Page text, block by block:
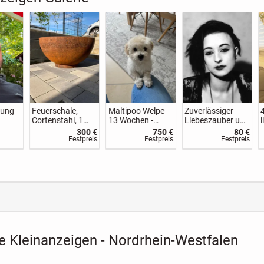
Britisch Kurzhaar
Kitten, BKH,
Katzen, Blau,
Blue, Grau, Gray
350 €
Festpreis
Liebevolle BKH-
Katzengeschwist
er abzugeben 🐾
900 €
VB
Sehr schöner
Randol / BKH
500 €
VB
Kleinanzeigen - Nordrhein-Westfalen